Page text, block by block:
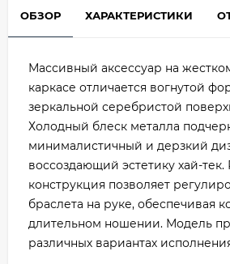
ОБЗОР ХАРАКТЕРИСТИКИ
Массивный аксессуар на
каркасе отличается вогнутой
зеркальной серебристой
Холодный блеск металла
минималистичный и дерзкий
воссоздающий эстетику хай-тек.
конструкция позволяет
браслета на руке, обеспечивая
длительном ношении. Модель
различных вариантах